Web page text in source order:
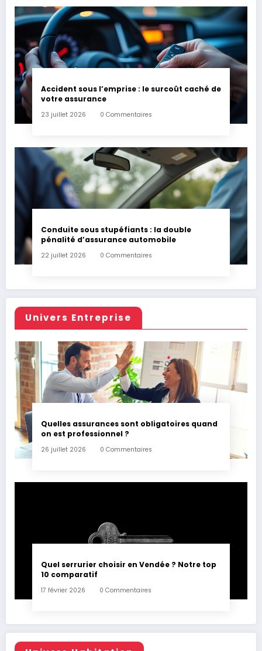
Accident sous l’emprise : le surcoût caché de
votre assurance
23 juillet 2026 0 Commentaires
Conduite sous stupéfiants : la double
pénalité d’assurance automobile
22 juillet 2026 0 Commentaires
Univers Entreprise
Quelles assurances sont obligatoires quand
on est professionnel ?
26 juillet 2026 0 Commentaires
Quel serrurier choisir en Vendée ? Notre top
10 comparatif
17 février 2026 0 Commentaires